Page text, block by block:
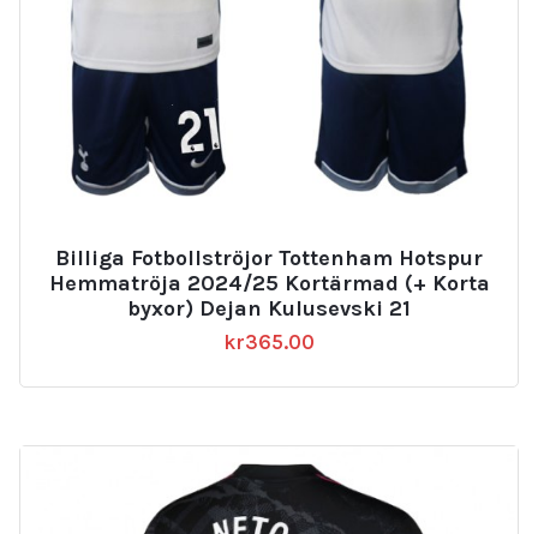
Billiga Fotbollströjor Tottenham Hotspur
Hemmatröja 2024/25 Kortärmad (+ Korta
byxor) Dejan Kulusevski 21
kr365.00